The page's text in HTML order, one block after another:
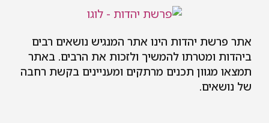
יהדות הינו אתר המנגיש נושאים רבים
להמשיך ולזכות את הרבים. באתר
תכנים מרתקים ומעניינים בקשת רחבה